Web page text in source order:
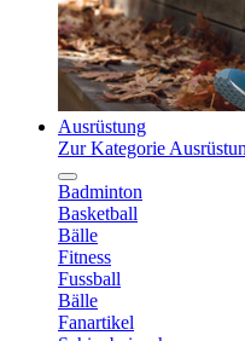
Ausrüstung
Zur Kategorie
Badminton
Basketball
Bälle
Fitness
Fussball
Bälle
Fanartikel